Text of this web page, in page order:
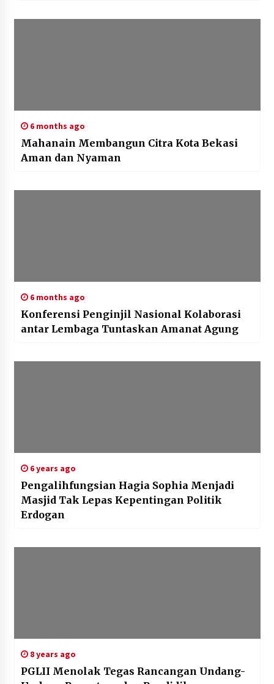
6 months ago
Mahanain Membangun Citra Kota Bekasi
Aman dan Nyaman
6 months ago
Konferensi Penginjil Nasional Kolaborasi
antar Lembaga Tuntaskan Amanat Agung
6 years ago
Pengalihfungsian Hagia Sophia Menjadi
Masjid Tak Lepas Kepentingan Politik
Erdogan
8 years ago
PGLII Menolak Tegas Rancangan Undang-